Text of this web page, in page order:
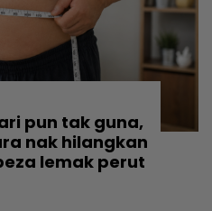
pun tak guna,
nak hilangkan
lemak perut